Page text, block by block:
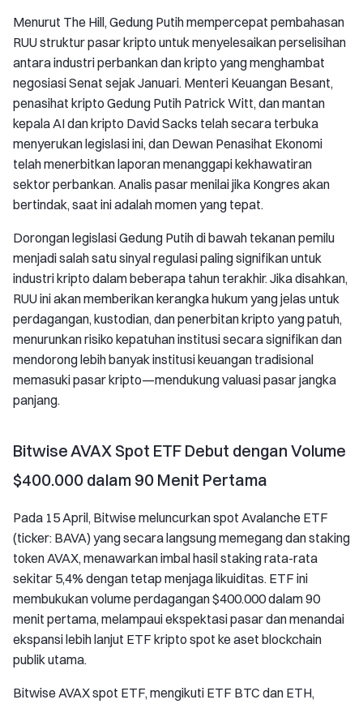
Menurut The Hill, Gedung Putih mempercepat pembahasan
RUU struktur pasar kripto untuk menyelesaikan perselisihan
antara industri perbankan dan kripto yang menghambat
negosiasi Senat sejak Januari. Menteri Keuangan Besant,
penasihat kripto Gedung Putih Patrick Witt, dan mantan
kepala AI dan kripto David Sacks telah secara terbuka
menyerukan legislasi ini, dan Dewan Penasihat Ekonomi
telah menerbitkan laporan menanggapi kekhawatiran
sektor perbankan. Analis pasar menilai jika Kongres akan
bertindak, saat ini adalah momen yang tepat.
Dorongan legislasi Gedung Putih di bawah tekanan pemilu
menjadi salah satu sinyal regulasi paling signifikan untuk
industri kripto dalam beberapa tahun terakhir. Jika disahkan,
RUU ini akan memberikan kerangka hukum yang jelas untuk
perdagangan, kustodian, dan penerbitan kripto yang patuh,
menurunkan risiko kepatuhan institusi secara signifikan dan
mendorong lebih banyak institusi keuangan tradisional
memasuki pasar kripto—mendukung valuasi pasar jangka
panjang.
Bitwise AVAX Spot ETF Debut dengan Volume
$400.000 dalam 90 Menit Pertama
Pada 15 April, Bitwise meluncurkan spot Avalanche ETF
(ticker: BAVA) yang secara langsung memegang dan staking
token AVAX, menawarkan imbal hasil staking rata-rata
sekitar 5,4% dengan tetap menjaga likuiditas. ETF ini
membukukan volume perdagangan $400.000 dalam 90
menit pertama, melampaui ekspektasi pasar dan menandai
ekspansi lebih lanjut ETF kripto spot ke aset blockchain
publik utama.
Bitwise AVAX spot ETF, mengikuti ETF BTC dan ETH,